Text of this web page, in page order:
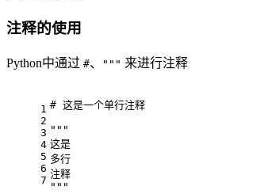
注释的使用
Python中通过 #、 """ 来进行注释
1
2
3
4
5
6
7
# 这是一个单行注释
"""
这是
多行
注释
"""